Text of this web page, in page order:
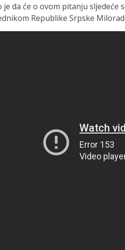
je da će o ovom pitanju sljedeće
Republike Srpske